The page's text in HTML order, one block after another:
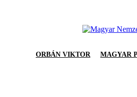
ORBÁN VIKTOR MAGYAR